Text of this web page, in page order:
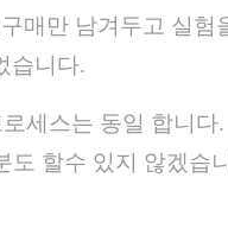
매만 남겨두고 실험
습니다.
세스는 동일 합니다
할수 있지 않겠습